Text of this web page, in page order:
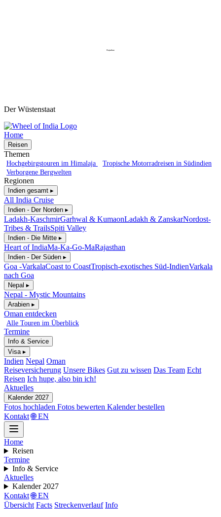
Rajasthan
Der Wüstenstaat
Home
Reisen
Themen
Hochgebirgstouren im Himalaja
Tropische Motorradreisen in Südindien
Verborgene Bergwelten
Regionen
Indien gesamt ▸
All India Cruise
Indien - Der Norden ▸
Ladakh-KaschmirGarhwal & KumaonLadakh & ZanskarNordost-
Tribes & TrailsSpiti Valley
Indien - Die Mitte ▸
Heart of IndiaMa-Ka-Go-MaRajasthan
Indien - Der Süden ▸
Goa -VarkalaCoast to CoastTropisch-exotisches Süd-IndienVarkala
nach Goa
Nepal ▸
Nepal - Mystic Mountains
Arabien ▸
Oman entdecken
Alle Touren im Überblick
Termine
Info & Service
Visa ▸
Indien Nepal Oman
Reiseversicherung Unsere Bikes Gut zu wissen Das Team Echt
Reisen Ich hupe, also bin ich!
Aktuelles
Kalender 2027
Fotos hochladen Fotos bewerten Kalender bestellen
Kontakt 🌐 EN
Home
Reisen
Termine
Info & Service
Aktuelles
Kalender 2027
Kontakt 🌐 EN
Übersicht Facts Streckenverlauf Info